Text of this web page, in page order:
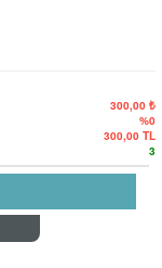
300,00 ₺
%0
300,00 TL
3